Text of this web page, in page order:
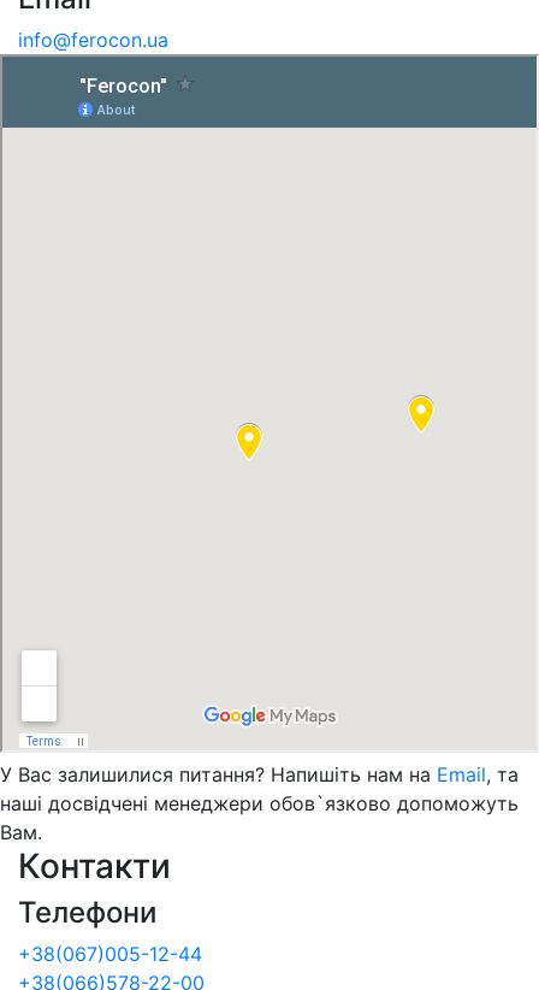
info@ferocon.ua
У Вас залишилися питання? Напишіть нам на Email, та
наші досвідчені менеджери обов`язково допоможуть
Вам.
Контакти
Телефони
+38(067)005-12-44
+38(066)578-22-00